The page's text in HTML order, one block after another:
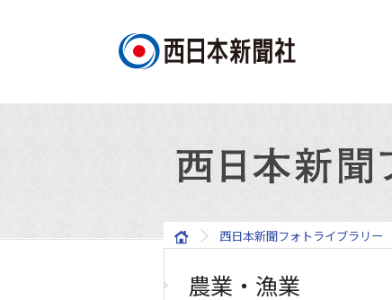
西日本新聞フォトライブラリー
農業・漁業